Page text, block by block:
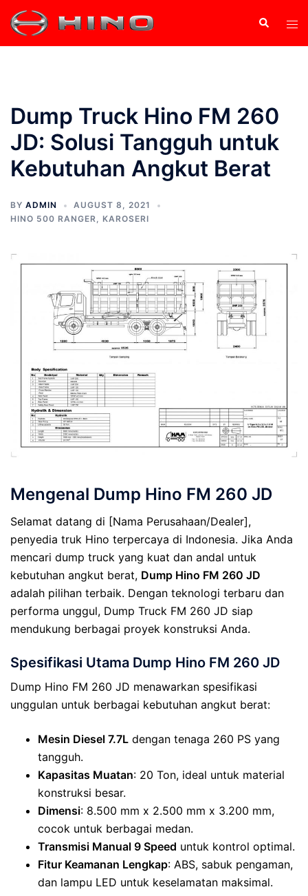
Dump Truck Hino FM 260
JD: Solusi Tangguh untuk
Kebutuhan Angkut Berat
BY ADMIN
AUGUST 8, 2021
HINO 500 RANGER, KAROSERI
Mengenal Dump Hino FM 260 JD
Selamat datang di [Nama Perusahaan/Dealer],
penyedia truk Hino terpercaya di Indonesia. Jika Anda
mencari dump truck yang kuat dan andal untuk
kebutuhan angkut berat, Dump Hino FM 260 JD
adalah pilihan terbaik. Dengan teknologi terbaru dan
performa unggul, Dump Truck FM 260 JD siap
mendukung berbagai proyek konstruksi Anda.
Spesifikasi Utama Dump Hino FM 260 JD
Dump Hino FM 260 JD menawarkan spesifikasi
unggulan untuk berbagai kebutuhan angkut berat:
Mesin Diesel 7.7L dengan tenaga 260 PS yang
tangguh.
Kapasitas Muatan: 20 Ton, ideal untuk material
konstruksi besar.
Dimensi: 8.500 mm x 2.500 mm x 3.200 mm,
cocok untuk berbagai medan.
Transmisi Manual 9 Speed untuk kontrol optimal.
Fitur Keamanan Lengkap: ABS, sabuk pengaman,
dan lampu LED untuk keselamatan maksimal.